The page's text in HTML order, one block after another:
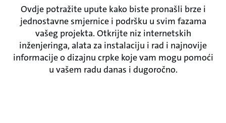
Ovdje potražite upute kako biste pronašli brze i
jednostavne smjernice i podršku u svim fazama
vašeg projekta. Otkrijte niz internetskih
inženjeringa, alata za instalaciju i rad i najnovije
informacije o dizajnu crpke koje vam mogu pomoći
u vašem radu danas i dugoročno.